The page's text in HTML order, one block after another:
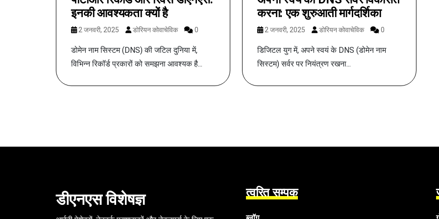
इनकी आवश्यकता क्यों है
2 जनवरी, 2025 डोरियन कोवाचेविक 0
डोमेन नाम सिस्टम (DNS) की जटिल दुनिया में,
विभिन्न रिकॉर्ड प्रकारों को समझना आवश्यक है...
करना: एक शुरुआती मार्गदर्शिका
2 जनवरी, 2025 डोरियन कोवाचेविक 0
डिजिटल युग में, अपने स्वयं के DNS (डोमेन नाम
सिस्टम) सर्वर पर नियंत्रण रखना...
डीएनएस विशेषज्ञ त्वरित सम्पक